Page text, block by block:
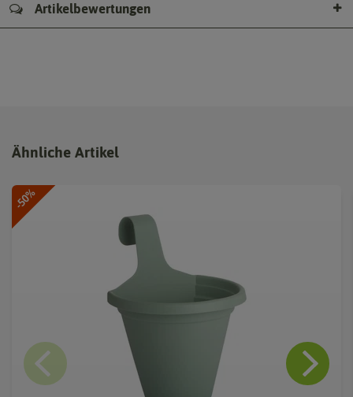
Artikelbewertungen
Ähnliche Artikel
-50%